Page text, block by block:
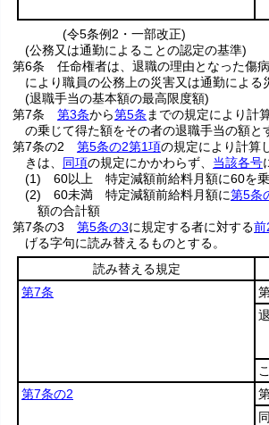
(令5条例2・一部改正)
(公務又は通勤によることの認定の基準)
第6条
任命権者は、退職の理由となった傷
により職員の公務上の災害又は通勤による
(退職手当の基本額の最高限度額)
第7条
第3条から第5条 までの規定により計
の乗じて得た額をその者の退職手当の額と
第7条の2
第5条の2第1項の規定により計算
きは、 同項の規定にかかわらず、 当該各号
(1)
60以上 特定減額前給料月額に60を
(2)
60未満 特定減額前給料月額に第5条
額の合計額
第7条の3
第5条の3に規定する者に対する前
げる字句に読み替えるものとする。
読み替える規定
第7条
第7条の2